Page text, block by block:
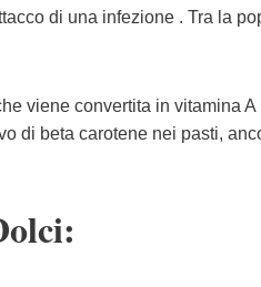
di una infezione . Tra la
viene convertita in vitamina
di beta carotene nei pasti,